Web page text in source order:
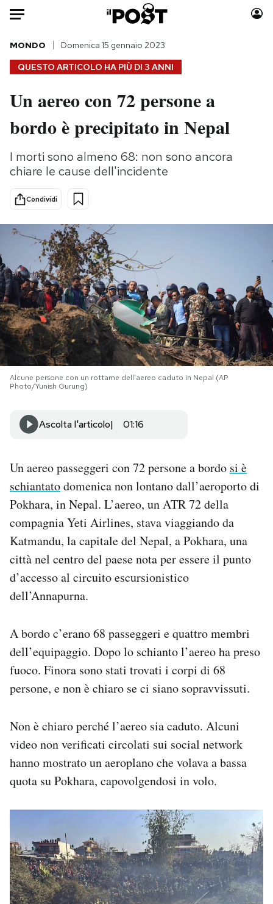
Auto
HOME
Italia
Mondo
Politica
Tecnologia
Internet
Scienza
Cultura
Economia
Sport
Moda
Consumismi
Storie/Idee
Ok Boomer!
Altrecose
PODCAST
NEWSLETTER
I MIEI PREFERITI
SHOP
Area Personale
Newsletter
Notifiche mobile
Regala il Post
Esci
QUESTO ARTICOLO HA PIÙ DI 3 ANNI
MONDO Domenica 15 gennaio 2023
Un aereo con 72 persone a
bordo è precipitato in Nepal
I morti sono almeno 68: non sono ancora
chiare le cause dell'incidente
Condividi
Alcune persone con un rottame dell'aereo caduto in Nepal (AP
Photo/Yunish Gurung)
Ascolta l'articolo 01:16
Un aereo passeggeri con 72 persone a bordo si è
schiantatodomenica non lontano dall’aeroporto di
Pokhara, in Nepal. L’aereo, un ATR 72 della
compagnia Yeti Airlines, stava viaggiando da
Katmandu, la capitale del Nepal, a Pokhara, una
città nel centro del paese nota per essere il punto
d’accesso al circuito escursionistico
dell’Annapurna.
A bordo c’erano 68 passeggeri e quattro membri
dell’equipaggio. Dopo lo schianto l’aereo ha preso
fuoco. Finora sono stati trovati i corpi di 68
persone, e non è chiaro se ci siano sopravvissuti.
Non è chiaro perché l’aereo sia caduto. Alcuni
video non verificati circolati sui social network
hanno mostrato un aeroplano che volava a bassa
quota su Pokhara, capovolgendosi in volo.